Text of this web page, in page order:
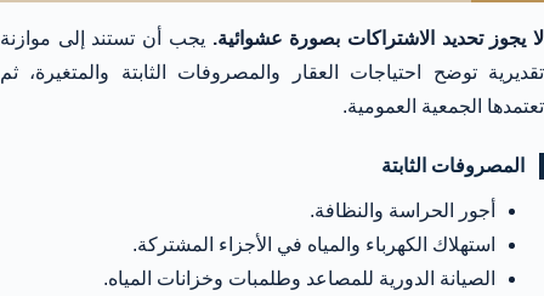
لا يجوز تحديد الاشتراكات بصورة عشوائية. يجب أن تستند إلى موازنة
تقديرية توضح احتياجات العقار والمصروفات الثابتة والمتغيرة، ثم
تعتمدها الجمعية العمومية.
المصروفات الثابتة
أجور الحراسة والنظافة.
استهلاك الكهرباء والمياه في الأجزاء المشتركة.
الصيانة الدورية للمصاعد وطلمبات وخزانات المياه.